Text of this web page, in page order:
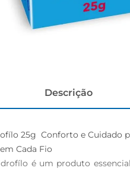
Descrição
25g  Conforto e Cuidado
Cada Fio
é um produto